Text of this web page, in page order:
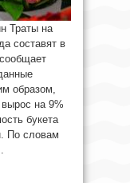
Траты на
составят в
образом,
вырос на 9%
букета
По словам